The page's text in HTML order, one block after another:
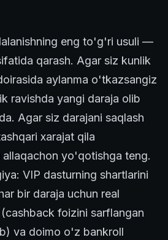
eng to'g'ri usuli —
qarash. Agar siz kunlik
aylanma o'tkazsangiz
ravishda yangi daraja olib
Agar siz darajani saqlash
xarajat qila
yo'qotishga teng.
VIP dasturning shartlarini
bir daraja uchun real
foizini sarflangan
va doimo o'z bankroll